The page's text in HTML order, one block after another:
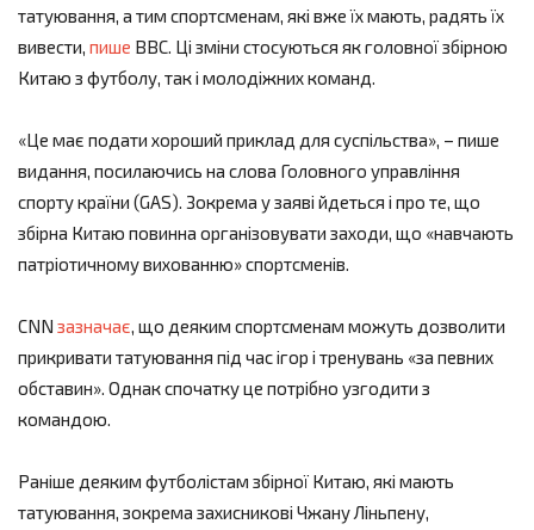
татуювання, а тим спортсменам, які вже їх мають, радять їх
вивести, пише BBC. Ці зміни стосуються як головної збірною
Китаю з футболу, так і молодіжних команд.
«Це має подати хороший приклад для суспільства», – пише
видання, посилаючись на слова Головного управління
спорту країни (GAS). Зокрема у заяві йдеться і про те, що
збірна Китаю повинна організовувати заходи, що «навчають
патріотичному вихованню» спортсменів.
CNN зазначає, що деяким спортсменам можуть дозволити
прикривати татуювання під час ігор і тренувань «за певних
обставин». Однак спочатку це потрібно узгодити з
командою.
Раніше деяким футболістам збірної Китаю, які мають
татуювання, зокрема захисникові Чжану Ліньпену,